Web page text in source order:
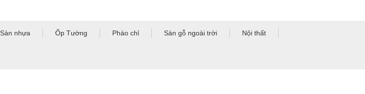
Sàn nhựa Ốp Tường Phào chỉ Sàn gỗ ngoài trời Nội thất